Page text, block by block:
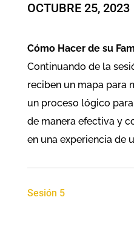
OCTUBRE 25, 2023
Cómo Hacer de su
Continuando de la
reciben un mapa para
un proceso lógico
de manera efectiva y
en una experiencia de
Sesión 5